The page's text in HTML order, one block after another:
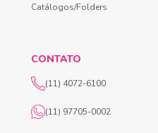
Catálogos/Folders
CONTATO
(11) 4072-6100
(11) 97705-0002